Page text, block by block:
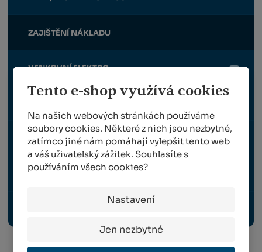
Tento e-shop využívá cookies
Na našich webových stránkách používáme
soubory cookies. Některé z nich jsou nezbytné,
zatímco jiné nám pomáhají vylepšit tento web
a váš uživatelský zážitek. Souhlasíte s
používáním všech cookies?
Nastavení
Jen nezbytné
ZAJIŠTĚNÍ NÁKLADU
VENKOVNÍ ELEKTRO
OSTATNÍ
POSTŘIKOVAČE PRO STAVEBNICTVÍ